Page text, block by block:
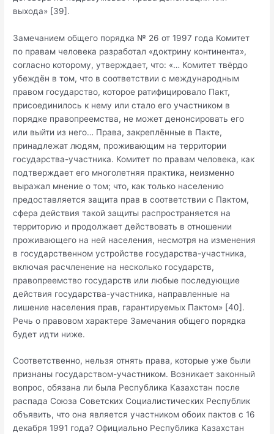
выхода» [39].
Замечанием общего порядка № 26 от 1997 года Комитет
по правам человека разработал «доктрину континента»,
согласно которому, утверждает, что: «… Комитет твёрдо
убеждён в том, что в соответствии с международным
правом государство, которое ратифицировало Пакт,
присоединилось к нему или стало его участником в
порядке правопреемства, не может денонсировать его
или выйти из него… Права, закреплённые в Пакте,
принадлежат людям, проживающим на территории
государства-участника. Комитет по правам человека, как
подтверждает его многолетняя практика, неизменно
выражал мнение о том; что, как только населению
предоставляется защита прав в соответствии с Пактом,
сфера действия такой защиты распространяется на
территорию и продолжает действовать в отношении
проживающего на ней населения, несмотря на изменения
в государственном устройстве государства-участника,
включая расчленение на несколько государств,
правопреемство государств или любые последующие
действия государства-участника, направленные на
лишение населения прав, гарантируемых Пактом» [40].
Речь о правовом характере Замечания общего порядка
будет идти ниже.
Соответственно, нельзя отнять права, которые уже были
признаны государством-участником. Возникает законный
вопрос, обязана ли была Республика Казахстан после
распада Союза Советских Социалистических Республик
объявить, что она является участником обоих пактов с 16
декабря 1991 года? Официально Республика Казахстан